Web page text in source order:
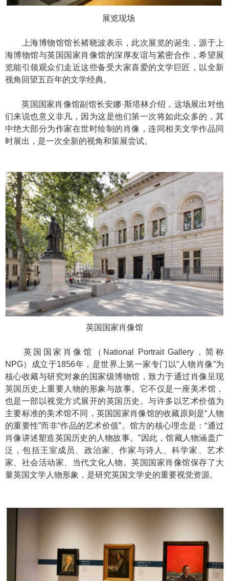
展览现场
上海博物馆馆长褚晓波表示，此次展览的诞生，源于上
海博物馆与英国国家肖像馆的深厚友谊与紧密合作，希望展
览能引领观众们走近这些备受大家喜爱的文学巨匠，以全新
视角回望五百年的文学经典。
英国国家肖像馆副馆长安娜·斯塔林介绍，这场展出对他
们来说也意义非凡，因为这是他们第一次将如此众多的，其
中绝大部分为作家在世时绘制的肖像，连同相关文学作品同
时展出，是一次全新的视角和策展尝试。
英国国家肖像馆
英国国家肖像馆（National Portrait Gallery，简称
NPG）成立于1856年，是世界上第一家专门以“人物肖像”为
核心收藏与研究对象的国家级博物馆，致力于通过肖像呈现
英国历史上重要人物的形象与故事。它不仅是一座美术馆，
也是一部以视觉方式展开的英国历史。与许多以艺术价值为
主要标准的美术馆不同，英国国家肖像馆的收藏原则是“人物
的重要性”而非“作品的艺术价值”。馆方的核心理念是：“通过
肖像讲述塑造英国历史的人物故事。”因此，馆藏人物涵盖广
泛，包括王室成员、政治家、作家与诗人、科学家、艺术
家、社会活动家、当代文化人物。英国国家肖像馆保存了大
量英国文学人物形象，是研究英国文学史的重要视觉资源。